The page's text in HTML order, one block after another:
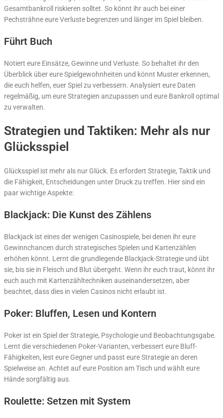
Gesamtbankroll riskieren solltet. So könnt ihr auch bei einer
Pechsträhne eure Verluste begrenzen und länger im Spiel bleiben.
Führt Buch
Notiert eure Einsätze, Gewinne und Verluste. So behaltet ihr den
Überblick über eure Spielgewohnheiten und könnt Muster erkennen,
die euch helfen, euer Spiel zu verbessern. Analysiert eure Daten
regelmäßig, um eure Strategien anzupassen und eure Bankroll optimal
zu verwalten.
Strategien und Taktiken: Mehr als nur
Glücksspiel
Glücksspiel ist mehr als nur Glück. Es erfordert Strategie, Taktik und
die Fähigkeit, Entscheidungen unter Druck zu treffen. Hier sind ein
paar wichtige Aspekte:
Blackjack: Die Kunst des Zählens
Blackjack ist eines der wenigen Casinospiele, bei denen ihr eure
Gewinnchancen durch strategisches Spielen und Kartenzählen
erhöhen könnt. Lernt die grundlegende Blackjack-Strategie und übt
sie, bis sie in Fleisch und Blut übergeht. Wenn ihr euch traut, könnt ihr
euch auch mit Kartenzähltechniken auseinandersetzen, aber
beachtet, dass dies in vielen Casinos nicht erlaubt ist.
Poker: Bluffen, Lesen und Kontern
Poker ist ein Spiel der Strategie, Psychologie und Beobachtungsgabe.
Lernt die verschiedenen Poker-Varianten, verbessert eure Bluff-
Fähigkeiten, lest eure Gegner und passt eure Strategie an deren
Spielweise an. Achtet auf eure Position am Tisch und wählt eure
Hände sorgfältig aus.
Roulette: Setzen mit System